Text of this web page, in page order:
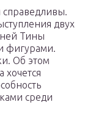
двух
Тины
фигурами.
Об этом
хочется
среди